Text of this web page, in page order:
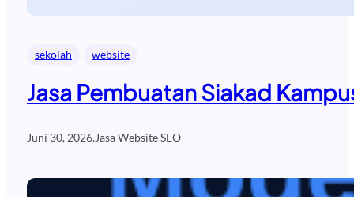
sekolah website
Jasa Pembuatan Siakad
Juni 30, 2026.Jasa Website SEO